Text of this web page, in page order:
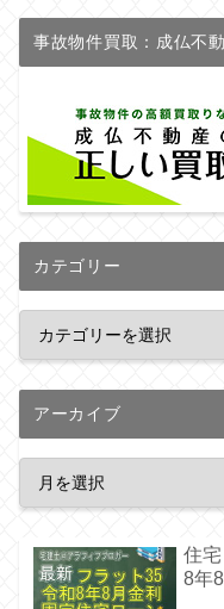
事故物件買取：成仏不
カテゴリー
アーカイブ
住
8年8